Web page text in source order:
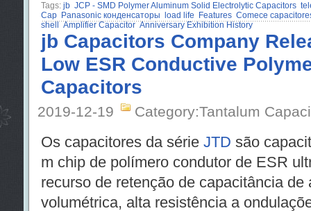
Tags: jb JCP - SMD Polymer Aluminum Solid Electrolytic Capacitors
Cap
Panasonic конденсаторы load life Features Comece
shell
Amplifier Capacitor Anniversary Exhibition History
jb Capacitors Company
Low ESR Conductive
Capacitors
2019-12-19 Category:Tantalum
Os capacitores da série JTD são
m chip de polímero condutor de ESR
recurso de retenção de capacitância
volumétrica, alta resistência a